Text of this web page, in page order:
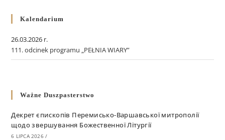
Kalendarium
26.03.2026 r.
111. odcinek programu „PEŁNIA WIARY”
Ważne Duszpasterstwo
Декрет єпископів Перемисько-Варшавської митрополії
щодо звершування Божественної Літургії
6 LIPCA 2026 /